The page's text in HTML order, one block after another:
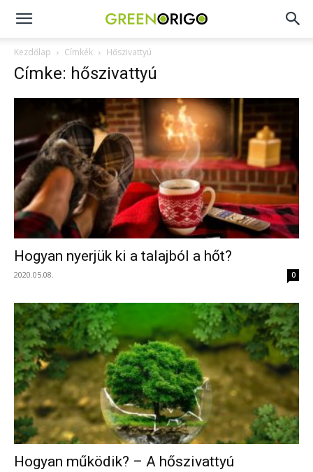
Green
Origo
portál
Kezdőlap Címkék Hőszivattyú
Címke: hőszivattyú
Hogyan nyerjük ki a talajból a hőt?
2020.05.08. 0
Hogyan működik? – A hőszivattyú